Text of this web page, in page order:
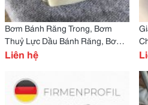
Bơm Bánh Răng Trong, Bơm
Thuỷ Lực Dầu Bánh Răng, Bơm
Bánh Răng Thuỷ Lực, Bom Bánh
Liên hệ